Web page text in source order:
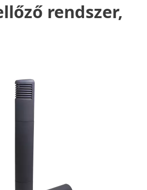
rendszer,